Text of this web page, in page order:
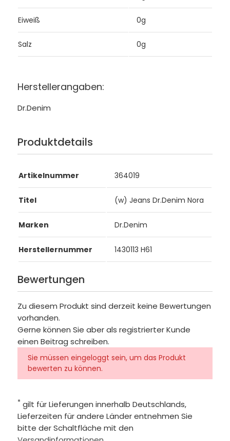
Eiweiß 0g
Salz 0g
Herstellerangaben:
Dr.Denim
Produktdetails
Artikelnummer 364019
Titel (w) Jeans Dr.Denim Nora
Marken Dr.Denim
Herstellernummer 1430113 H61
Bewertungen
Zu diesem Produkt sind derzeit keine Bewertungen
vorhanden.
Gerne können Sie aber als registrierter Kunde
einen Beitrag schreiben.
Sie müssen eingeloggt sein, um das Produkt
bewerten zu können.
* gilt für Lieferungen innerhalb Deutschlands,
Lieferzeiten für andere Länder entnehmen Sie
bitte der Schaltfläche mit den